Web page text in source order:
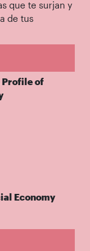
que te surjan y
de tus
Profile of
Economy